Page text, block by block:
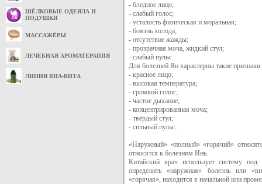
ШЁЛКОВЫЕ ОДЕЯЛА И
ПОДУШКИ
МАССАЖЁРЫ
ЛЕЧЕБНАЯ АРОМАТЕРАПИЯ
ЛИНИЯ ВИА-ВИТА
- бледное лицо;
- слабый голос;
- усталость физическая и моральная;
- боязнь холода;
- отсутствие жажды;
- прозрачная моча, жидкий стул;
- слабый пульс.
Для болезней Ян характерны такие признаки:
- красное лицо;
- высокая температура;
- громкий голос;
- частое дыхание;
- концентрированная моча;
- твёрдый стул;
- сильный пульс.
«Наружный» «полный» «горячий»
относятся к болезням Инь.
Китайский врач использует систему
определить «наружная» болезнь или
«горячая», находится в начальной или